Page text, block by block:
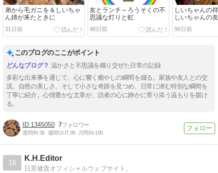
弟から毛ガニを＆しいちゃ
ん姉が来たときに
31日前
友とランチ～ろうそくの不
思議な灯りと虹
48日前
しいちゃんの
しいちゃんの
56日前
このブログのここがポイント
温かさと不思議を織り交ぜた日常の記録
多彩な出来事を通じて、心に響く癒やしの瞬間を綴る。家族や友人との交
流、自然の美しさ、そして小さな奇跡を見つめ、日常に潜む特別な瞬間を
丁寧に紹介。心情豊かな文章が、読者の心に静かに寄り添う温もりを届け
る。
1345050 7
週間IN:36 週間OUT:99 月間IN:180
16
K.H.Editor
日景健貴オフィシャルウェブサイト。